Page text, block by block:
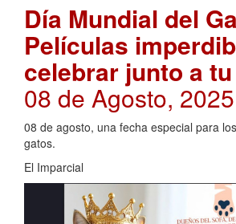
Día Mundial del
Películas
celebrar junto a
08 de Agosto,
08 de agosto, una fecha especial para
gatos.
El Imparcial